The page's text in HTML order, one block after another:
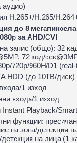
аудио)
H.265+/H.265/
до 8 мегапиксела
за AHD/CVI
запис (общо): 32
72 кад/
720p/960H/D1
HDD (до 10ТВ/диск)
1 изход
входа/1 изход
Instant Playback/
функции:
на зона/детекция
на лица (1